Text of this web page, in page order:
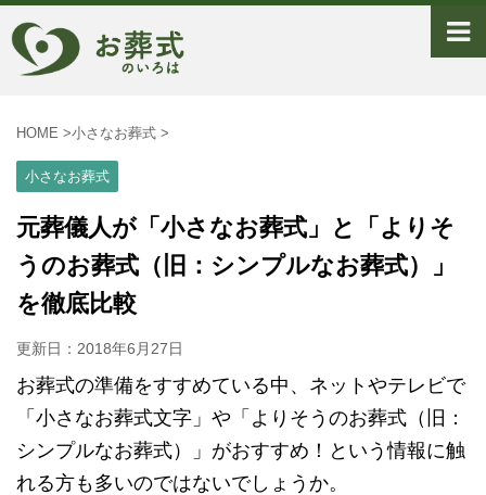
HOME >小さなお葬式 >
小さなお葬式
元葬儀人が「小さなお葬式」と「よりそ
うのお葬式（旧：シンプルなお葬式）」
を徹底比較
更新日： 2018年6月27日
お葬式の準備をすすめている中、ネットやテレビで
「小さなお葬式文字」や「よりそうのお葬式（旧：
シンプルなお葬式）」がおすすめ！という情報に触
れる方も多いのではないでしょうか。